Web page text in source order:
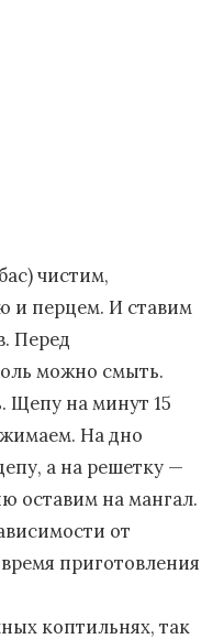
чистим,
и перцем. И ставим
Перед
можно смыть.
Щепу на минут 15
На дно
а на решетку —
оставим на мангал.
от
приготовления
коптильнях, так